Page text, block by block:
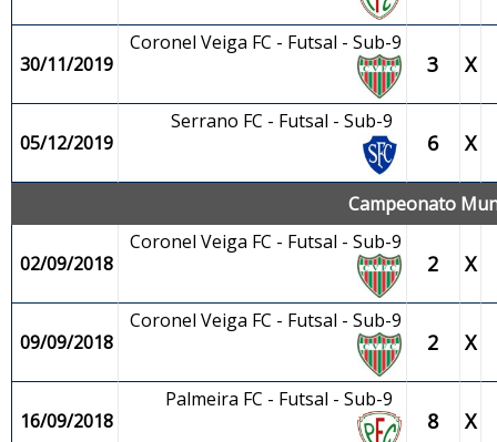
30/11/2019
Coronel Veiga FC - Futsal - Sub-9
3 X
05/12/2019
Serrano FC - Futsal - Sub-9
6 X
Campeonato
02/09/2018
Coronel Veiga FC - Futsal - Sub-9
2 X
09/09/2018
Coronel Veiga FC - Futsal - Sub-9
2 X
16/09/2018
Palmeira FC - Futsal - Sub-9
8 X